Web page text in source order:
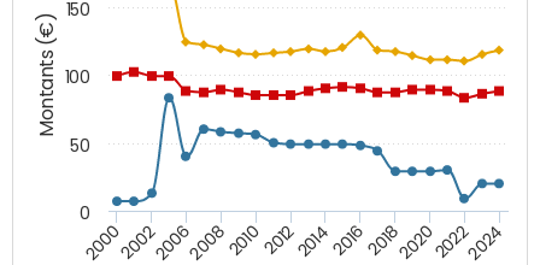
Montants (€)
200020022006200820102012201420162018202020222024
0
50
100
150